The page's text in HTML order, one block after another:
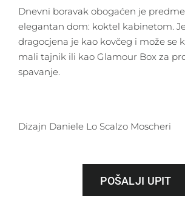
Dnevni boravak obogaćen je
elegantan dom: koktel kabinetom.
dragocjena je kao kovčeg i može se
mali tajnik ili kao Glamour Box za
spavanje.
Dizajn Daniele Lo Scalzo Moscheri
POŠALJI UPIT